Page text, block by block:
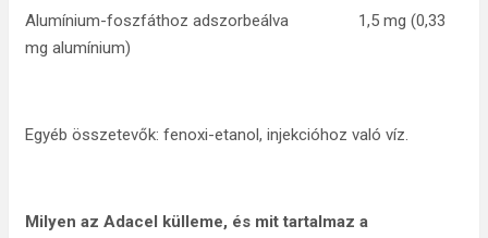
Alumínium-foszfáthoz adszorbeálva 1,5 mg (0,33
mg alumínium)
Egyéb összetevők: fenoxi-etanol, injekcióhoz való víz.
Milyen az Adacel külleme, és mit tartalmaz a